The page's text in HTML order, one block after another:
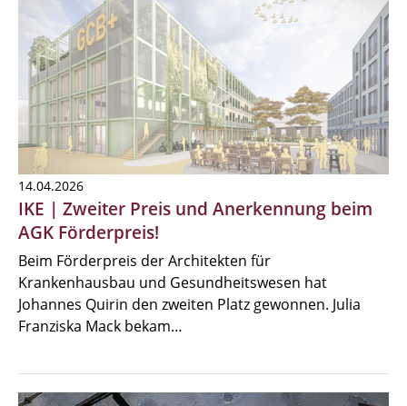
14.04.2026
IKE | Zweiter Preis und Anerkennung beim
AGK Förderpreis!
Beim Förderpreis der Architekten für
Krankenhausbau und Gesundheitswesen hat
Johannes Quirin den zweiten Platz gewonnen. Julia
Franziska Mack bekam…